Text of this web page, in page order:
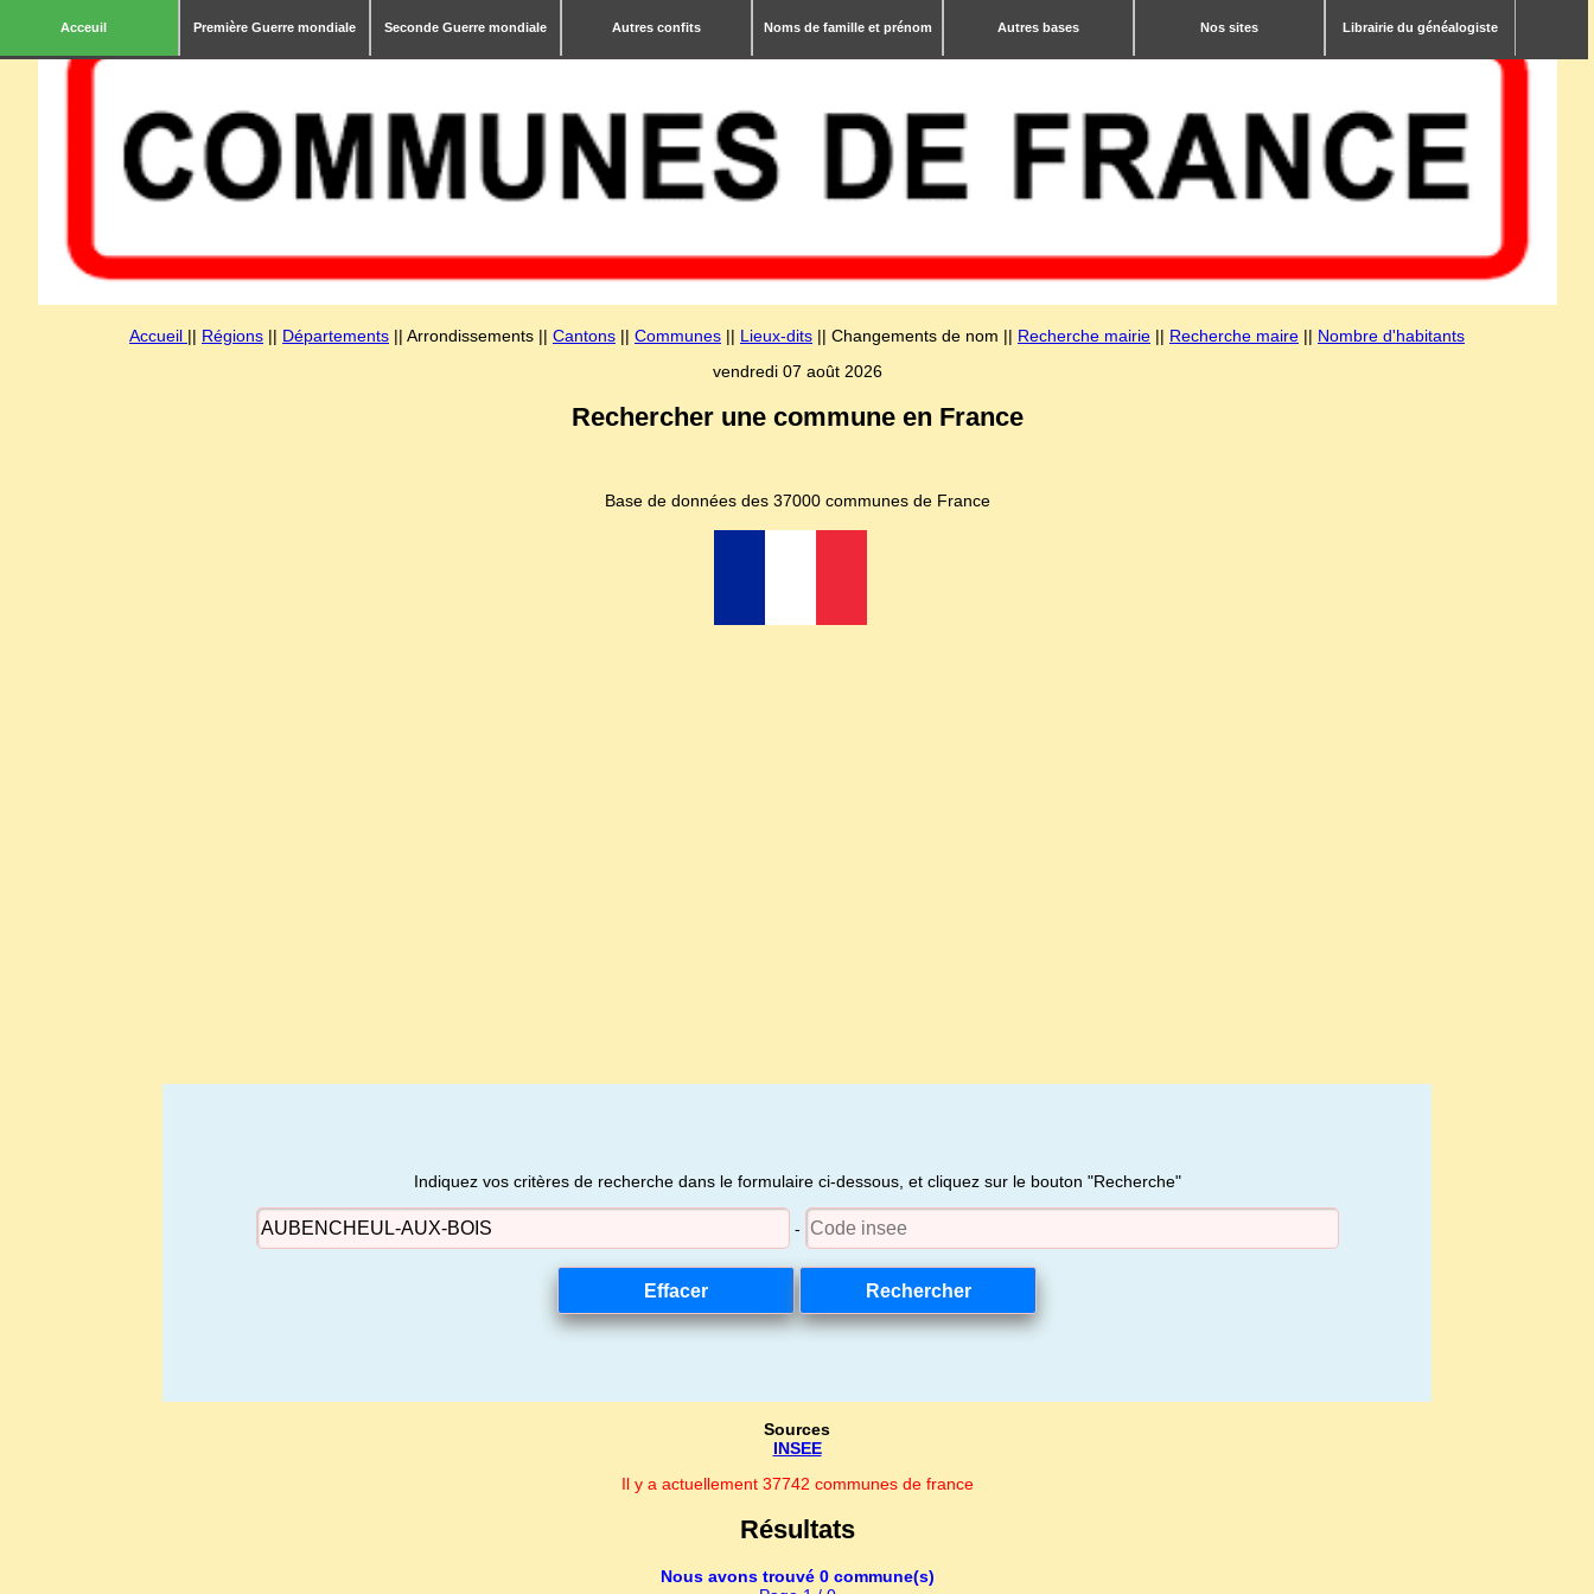
Acceuil Première Guerre mondiale Seconde Guerre mondiale Autres confits Noms de famille et prénom Autres bases Nos sites Librairie du généalogiste
Accueil || Régions || Départements || Arrondissements || Cantons || Communes || Lieux-dits || Changements de nom || Recherche mairie || Recherche maire || Nombre d'habitants
vendredi 07 août 2026
Rechercher une commune en France
Base de données des 37000 communes de France
Indiquez vos critères de recherche dans le formulaire ci-dessous, et cliquez sur le bouton "Recherche"
-
Sources
INSEE
Il y a actuellement 37742 communes de france
Résultats
Nous avons trouvé 0 commune(s)